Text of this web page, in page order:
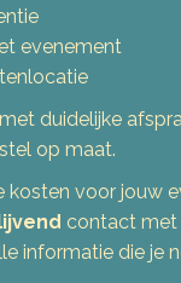
evenement
duidelijke
op maat.
kosten voor jouw
contact met
informatie die je